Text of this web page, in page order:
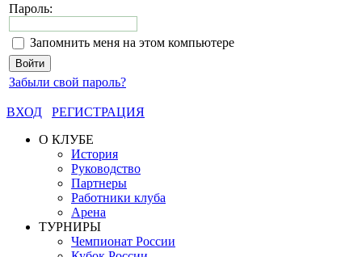
Пароль:
Запомнить меня на этом компьютере
Забыли свой пароль?
ВХОД
РЕГИСТРАЦИЯ
О КЛУБЕ
История
Руководство
Партнеры
Работники клуба
Арена
ТУРНИРЫ
Чемпионат России